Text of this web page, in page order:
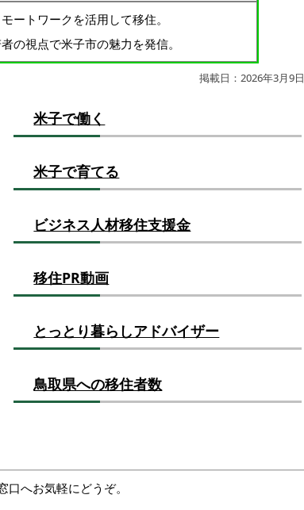
モートワークを活用して移住。
の視点で米子市の魅力を発信。
掲載日：2026年3月9日
米子で働く
米子で育てる
ビジネス人材移住支援金
移住PR動画
とっとり暮らしアドバイザー
鳥取県への移住者数
へお気軽にどうぞ。